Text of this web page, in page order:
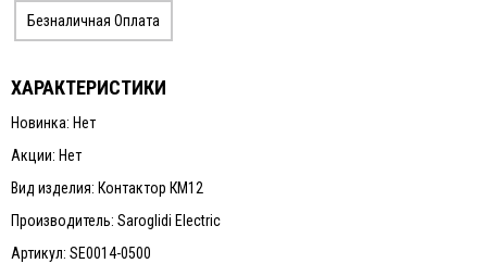
Безналичная Оплата
ХАРАКТЕРИСТИКИ
Новинка: Нет
Акции: Нет
Вид изделия: Контактор КМ12
Производитель: Saroglidi Electric
Артикул: SE0014-0500